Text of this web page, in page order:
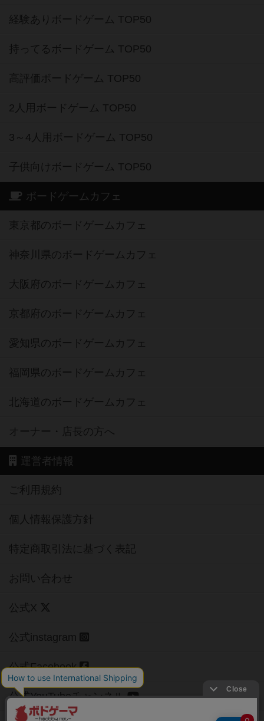
経験ありボードゲーム TOP50
持ってるボードゲーム TOP50
高評価ボードゲーム TOP50
2人用ボードゲーム TOP50
3～4人用ボードゲーム TOP50
子供向けボードゲーム TOP50
ボードゲームカフェ
東京都のボードゲームカフェ
神奈川県のボードゲームカフェ
大阪府のボードゲームカフェ
京都府のボードゲームカフェ
愛知県のボードゲームカフェ
福岡県のボードゲームカフェ
北海道のボードゲームカフェ
オーナー・店長の方へ
運営者情報
ご利用規約
個人情報保護方針
特定商取引法に基づく表記
お問い合わせ
公式X
公式instagram
公式Facebook
公式YouTubeチャンネル